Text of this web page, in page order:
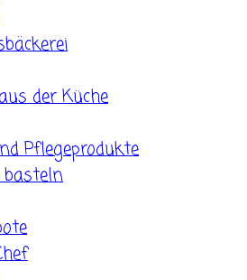
der Küche
Pflegeprodukte
basteln